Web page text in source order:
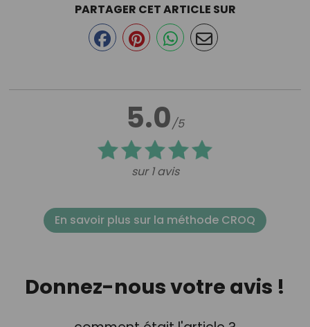
5.0/5
sur 1 avis
PARTAGER CET ARTICLE SUR
En savoir plus sur la méthode CROQ
Donnez-nous votre avis !